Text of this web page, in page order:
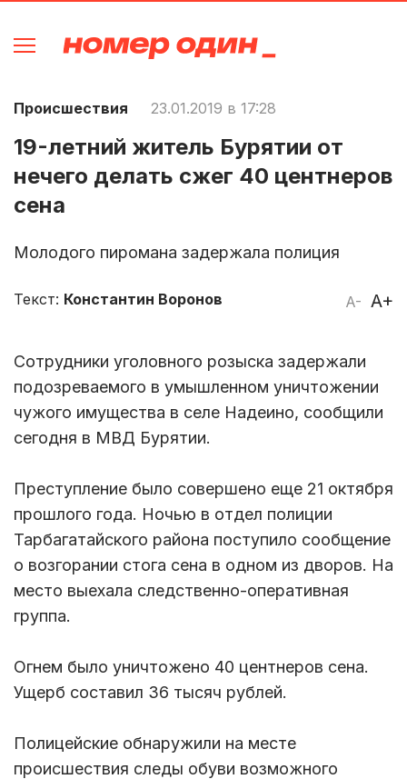
Происшествия 23.01.2019 в 17:28
19-летний житель Бурятии от
нечего делать сжег 40 центнеров
сена
Молодого пиромана задержала полиция
A- A+
Текст: Константин Воронов
Сотрудники уголовного розыска задержали
подозреваемого в умышленном уничтожении
чужого имущества в селе Надеино, сообщили
сегодня в МВД Бурятии.
Преступление было совершено еще 21 октября
прошлого года. Ночью в отдел полиции
Тарбагатайского района поступило сообщение
о возгорании стога сена в одном из дворов. На
место выехала следственно-оперативная
группа.
Огнем было уничтожено 40 центнеров сена.
Ущерб составил 36 тысяч рублей.
Полицейские обнаружили на месте
происшествия следы обуви возможного